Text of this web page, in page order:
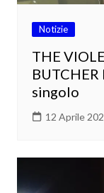
Notizie
THE
singolo
12 Aprile